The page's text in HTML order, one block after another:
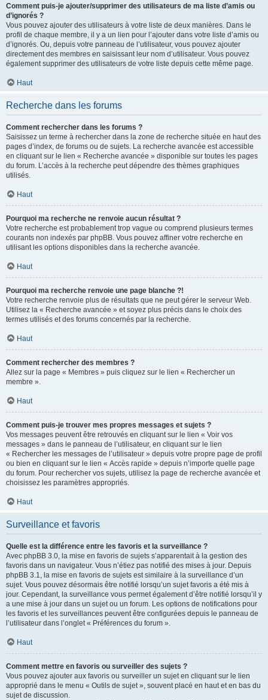
Comment puis-je ajouter/supprimer des utilisateurs de ma liste d’amis ou
d’ignorés ?
Vous pouvez ajouter des utilisateurs à votre liste de deux manières. Dans le
profil de chaque membre, il y a un lien pour l’ajouter dans votre liste d’amis ou
d’ignorés. Ou, depuis votre panneau de l’utilisateur, vous pouvez ajouter
directement des membres en saisissant leur nom d’utilisateur. Vous pouvez
également supprimer des utilisateurs de votre liste depuis cette même page.
Haut
Recherche dans les forums
Comment rechercher dans les forums ?
Saisissez un terme à rechercher dans la zone de recherche située en haut des
pages d’index, de forums ou de sujets. La recherche avancée est accessible
en cliquant sur le lien « Recherche avancée » disponible sur toutes les pages
du forum. L’accès à la recherche peut dépendre des thèmes graphiques
utilisés.
Haut
Pourquoi ma recherche ne renvoie aucun résultat ?
Votre recherche est probablement trop vague ou comprend plusieurs termes
courants non indexés par phpBB. Vous pouvez affiner votre recherche en
utilisant les options disponibles dans la recherche avancée.
Haut
Pourquoi ma recherche renvoie une page blanche ?!
Votre recherche renvoie plus de résultats que ne peut gérer le serveur Web.
Utilisez la « Recherche avancée » et soyez plus précis dans le choix des
termes utilisés et des forums concernés par la recherche.
Haut
Comment rechercher des membres ?
Allez sur la page « Membres » puis cliquez sur le lien « Rechercher un
membre ».
Haut
Comment puis-je trouver mes propres messages et sujets ?
Vos messages peuvent être retrouvés en cliquant sur le lien « Voir vos
messages » dans le panneau de l’utilisateur, en cliquant sur le lien
« Rechercher les messages de l’utilisateur » depuis votre propre page de profil
ou bien en cliquant sur le lien « Accès rapide » depuis n’importe quelle page
du forum. Pour rechercher vos sujets, utilisez la page de recherche avancée et
choisissez les paramètres appropriés.
Haut
Surveillance et favoris
Quelle est la différence entre les favoris et la surveillance ?
Avec phpBB 3.0, la mise en favoris de sujets s’apparentait à la gestion des
favoris dans un navigateur. Vous n’étiez pas notifié des mises à jour. Depuis
phpBB 3.1, la mise en favoris de sujets est similaire à la surveillance d’un
sujet. Vous pouvez désormais être notifié lorsqu’un sujet favoris a été mis à
jour. Cependant, la surveillance vous permet également d’être notifié lorsqu’il y
a une mise à jour dans un sujet ou un forum. Les options de notifications pour
les favoris et les surveillances peuvent être configurées depuis le panneau de
l’utilisateur dans l’onglet « Préférences du forum ».
Haut
Comment mettre en favoris ou surveiller des sujets ?
Vous pouvez ajouter aux favoris ou surveiller un sujet en cliquant sur le lien
approprié dans le menu « Outils de sujet », souvent placé en haut et en bas du
sujet de discussion.